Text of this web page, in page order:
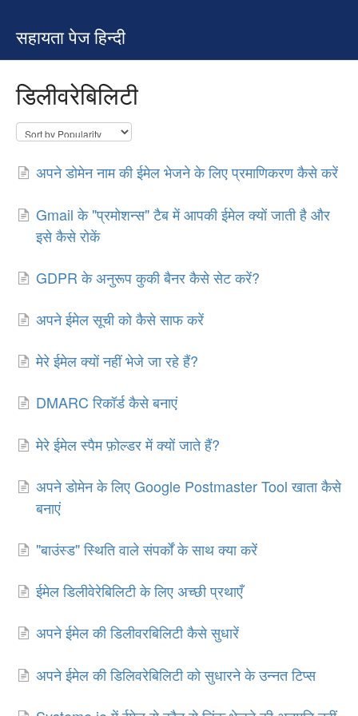
सहायता पेज हिन्दी
डिलीवरेबिलिटी
अपने डोमेन नाम की ईमेल भेजने के लिए प्रमाणिकरण कैसे करें
Gmail के "प्रमोशन्स" टैब में आपकी ईमेल क्यों जाती है और
इसे कैसे रोकें
GDPR के अनुरूप कुकी बैनर कैसे सेट करें?
अपने ईमेल सूची को कैसे साफ करें
मेरे ईमेल क्यों नहीं भेजे जा रहे हैं?
DMARC रिकॉर्ड कैसे बनाएं
मेरे ईमेल स्पैम फ़ोल्डर में क्यों जाते हैं?
अपने डोमेन के लिए Google Postmaster Tool खाता कैसे
बनाएं
"बाउंस्ड" स्थिति वाले संपर्कों के साथ क्या करें
ईमेल डिलीवेरेबिलिटी के लिए अच्छी प्रथाएँ
अपने ईमेल की डिलीवरबिलिटी कैसे सुधारें
अपने ईमेल की डिलिवरेबिलिटी को सुधारने के उन्नत टिप्स